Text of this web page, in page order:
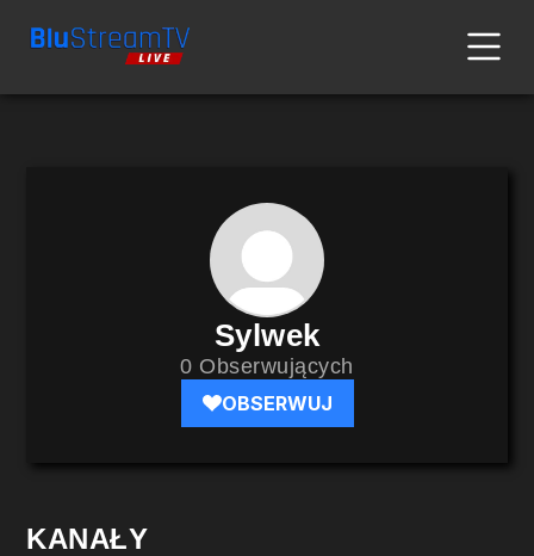
Sylwek
0 Obserwujących
OBSERWUJ
KANAŁY